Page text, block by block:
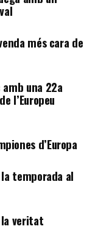
més cara de
una 22a
l’Europeu
d’Europa
temporada al
la veritat